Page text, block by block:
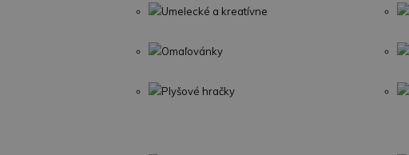
Umelecké a kreatívne
Omaľovánky
Plyšové hračky